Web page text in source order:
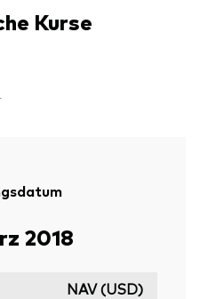
Kurse
2018
NAV (USD)